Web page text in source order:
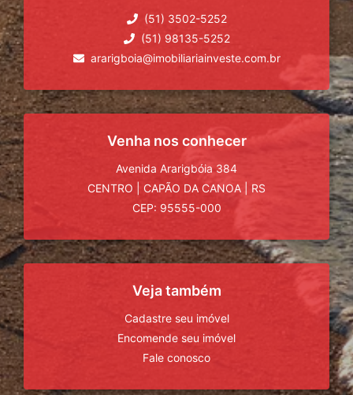
(51) 3502-5252
(51) 98135-5252
ararigboia@imobiliariainveste.com.br
Venha nos conhecer
Avenida Ararigbóia 384
CENTRO
CAPÃO DA CANOA
RS
CEP: 95555-000
Veja também
Cadastre seu imóvel
Encomende seu imóvel
Fale conosco